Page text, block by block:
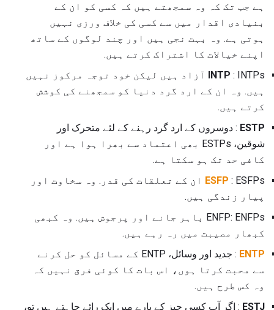
ہے جب تک کہ وہ سمجھتے ہیں کہ کسی کو ان کے
بنیادی اقدار میں سے کسی کی خلاف ورزی نہیں
ہوتی ہے. وہ بہت نجی ہیں اور چند لوگوں کے ساتھ
اپنے خیالات کا اشتراک کرتے ہیں.
INTP
: INTPs آزاد ہیں لیکن خود توجہ مرکوز نہیں
ہیں. وہ ان کے ارد گرد دنیا کو سمجھنے کی کوشش
کرتے ہیں.
ESTP : دوسروں کے ارد گرد رہنے کے لئے متحرک اور
شوقین، ESTPs بھی اعتماد سے بھرا ہوا ہے اور
کافی حد تک ہو سکتا ہے.
ESFP : ESFPs ان کے تعلقات کی قدر. وہ سخاوت اور
پیار زندگی ہیں.
ENFP: ENFPs باہر جانے اور پرجوش ہیں. وہ کبھی
کبھار مصیبت میں رہ رہے ہیں.
ENTP
: جدید اور وسائل، ENTP کے مسائل کو حل کرنے
سے محبت کرتا ہوں، اس بات کا کوئی فرق نہیں کہ
وہ کس طرح ہیں.
ESTJ : اگر آپ کسی چیز کے بارے میں ایک رائے چاہتے ہیں تو،